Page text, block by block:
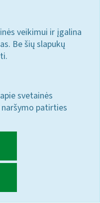
veikimui ir įgalina
Be šių slapukų
svetainės
patirties